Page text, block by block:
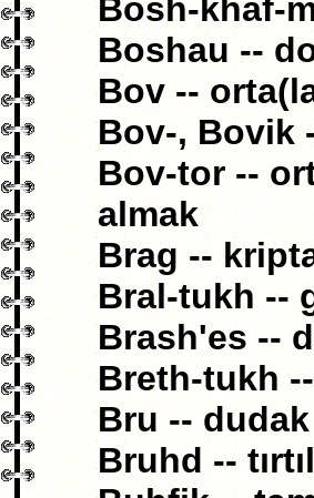
Bosh-khaf-
Boshau --
Bov --
Bov-, Bovik
Bov-tor --
almak
Brag --
Bral-tukh --
Brash'es --
Breth-tukh
Bru -- dudak
Bruhd -- tırtıl